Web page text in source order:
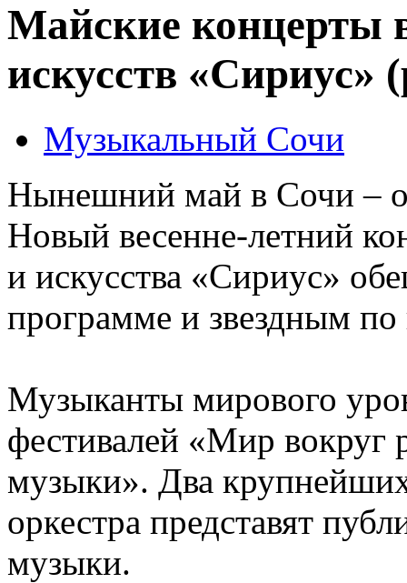
Майские концерты
искусств «Сириус»
Музыкальный Сочи
Нынешний май в Сочи –
Новый весенне-летний
и искусства «Сириус»
программе и звездным
Музыканты мирового
фестивалей «Мир
музыки». Два
оркестра представят
музыки.